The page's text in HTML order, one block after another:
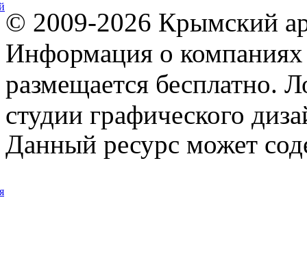
© 2009-2026 Крымский
Информация о компаниях
размещается бесплатно.
студии графического
Данный ресурс может